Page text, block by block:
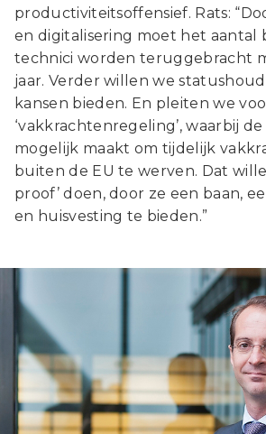
productiviteitsoffensief. Rats:
en digitalisering moet het aantal
technici worden teruggebracht
jaar. Verder willen we
kansen bieden. En pleiten we
‘vakkrachtenregeling’, waarbij
mogelijk maakt om tijdelijk
buiten de EU te werven. Dat
proof’ doen, door ze een baan,
en huisvesting te bieden.”